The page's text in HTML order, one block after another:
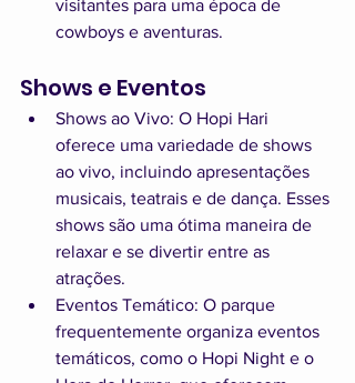
visitantes para uma época de
cowboys e aventuras.
Shows e Eventos
Shows ao Vivo: O Hopi Hari
oferece uma variedade de shows
ao vivo, incluindo apresentações
musicais, teatrais e de dança. Esses
shows são uma ótima maneira de
relaxar e se divertir entre as
atrações.
Eventos Temático: O parque
frequentemente organiza eventos
temáticos, como o Hopi Night e o